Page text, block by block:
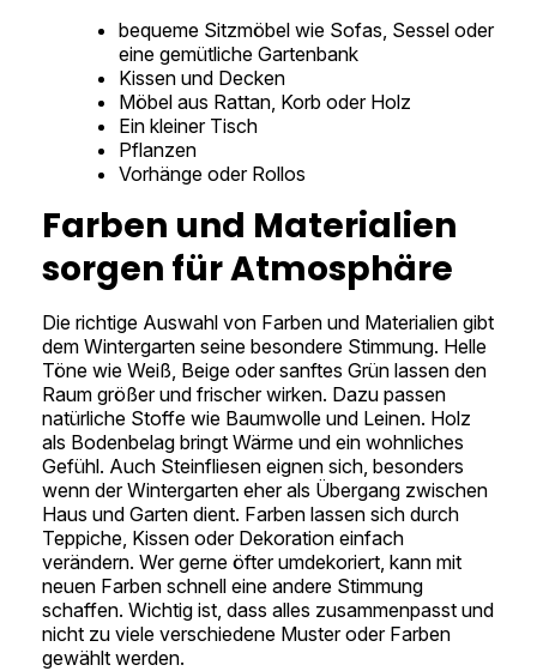
bequeme Sitzmöbel wie Sofas, Sessel oder
eine gemütliche Gartenbank
Kissen und Decken
Möbel aus Rattan, Korb oder Holz
Ein kleiner Tisch
Pflanzen
Vorhänge oder Rollos
Farben und Materialien
sorgen für Atmosphäre
Die richtige Auswahl von Farben und Materialien gibt
dem Wintergarten seine besondere Stimmung. Helle
Töne wie Weiß, Beige oder sanftes Grün lassen den
Raum größer und frischer wirken. Dazu passen
natürliche Stoffe wie Baumwolle und Leinen. Holz
als Bodenbelag bringt Wärme und ein wohnliches
Gefühl. Auch Steinfliesen eignen sich, besonders
wenn der Wintergarten eher als Übergang zwischen
Haus und Garten dient. Farben lassen sich durch
Teppiche, Kissen oder Dekoration einfach
verändern. Wer gerne öfter umdekoriert, kann mit
neuen Farben schnell eine andere Stimmung
schaffen. Wichtig ist, dass alles zusammenpasst und
nicht zu viele verschiedene Muster oder Farben
gewählt werden.